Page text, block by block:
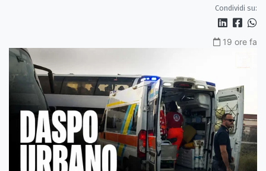
Condividi su:
19 ore fa